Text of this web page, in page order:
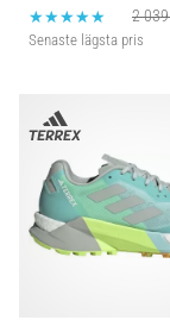
2
Senaste lägsta pris